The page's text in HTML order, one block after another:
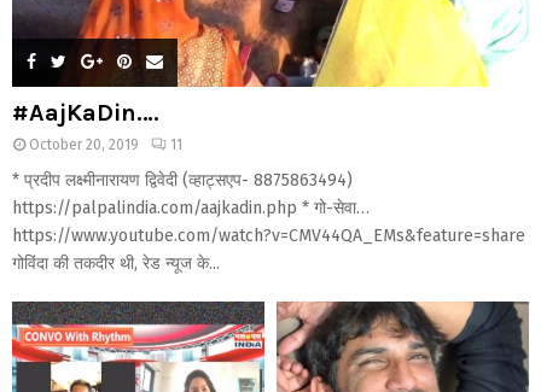
#AajKaDin….
October 20, 2019 11
* प्रदीप लक्ष्मीनारायण द्विवेदी (व्हाट्सएप- 8875863494)
https://palpalindia.com/aajkadin.php * गो-सेवा…
https://www.youtube.com/watch?v=CMV44QA_EMs&feature=share
गोविंदा की तकदीर थी, रेड न्यूज के...